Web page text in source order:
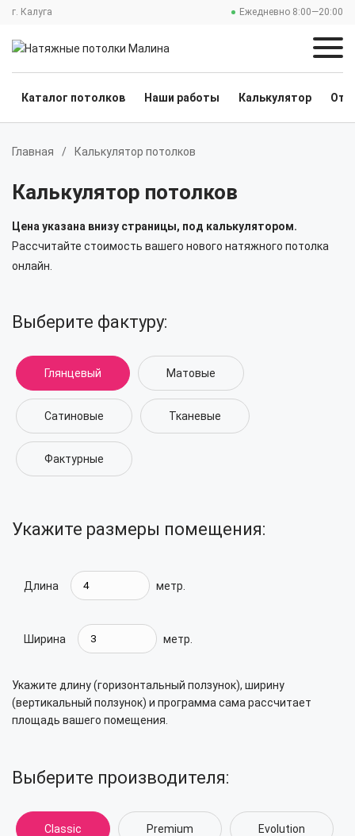
г. Калуга Ежедневно 8:00—20:00
Каталог потолков Наши работы Калькулятор
Главная / Калькулятор потолков
Калькулятор потолков
Цена указана внизу страницы, под калькулятором.
Рассчитайте стоимость вашего нового натяжного потолка
онлайн.
Выберите фактуру:
Глянцевый Матовые
Сатиновые Тканевые
Фактурные
Укажите размеры помещения:
Длина метр.
Ширина метр.
Укажите длину (горизонтальный ползунок), ширину
(вертикальный ползунок) и программа сама рассчитает
площадь вашего помещения.
Выберите производителя:
Classic Premium Evolution